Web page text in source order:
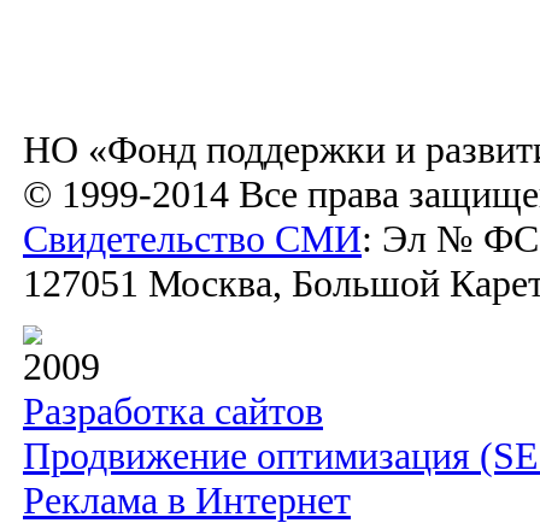
НО «Фонд поддержки и
© 1999-2014 Все права
Свидетельство СМИ: Эл №
127051 Москва, Большой
2009
Разработка сайтов
Продвижение оптимизация
Реклама в Интернет